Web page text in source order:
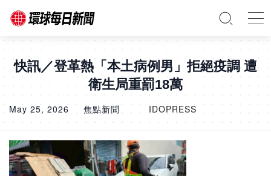
快訊／登革熱「本土病例男」拒絕疫調 遭
衛生局重罰18萬
May 25, 2026 焦點新聞 IDOPRESS